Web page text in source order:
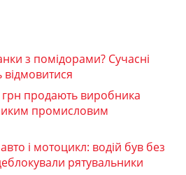
з помідорами? Сучасні
відмовитися
грн продають виробника
промисловим
і мотоцикл: водій був без
рятувальники